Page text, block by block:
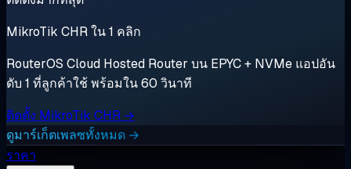
MikroTik CHR ใน 1 คลิก
RouterOS Cloud Hosted Router บน EPYC + NVMe แอปอัน
ดับ 1 ที่ลูกค้าใช้ พร้อมใน 60 วินาที
ติดตั้ง MikroTik CHR →
ดูมาร์เก็ตเพลซทั้งหมด →
ราคา